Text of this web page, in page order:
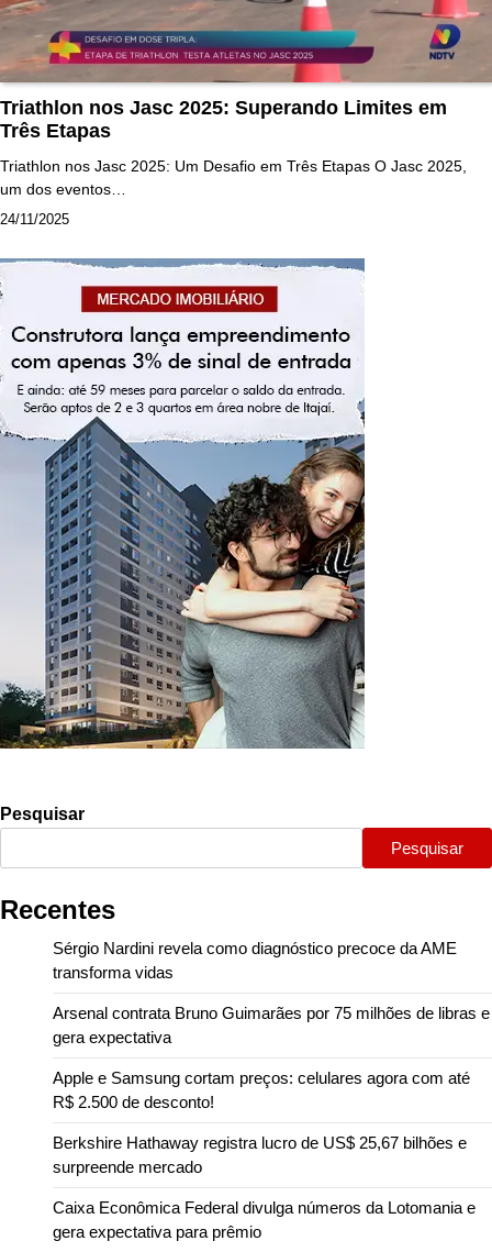
Triathlon nos Jasc 2025: Superando Limites em
Três Etapas
Triathlon nos Jasc 2025: Um Desafio em Três Etapas O Jasc 2025,
um dos eventos…
24/11/2025
Pesquisar
Pesquisar
Recentes
Sérgio Nardini revela como diagnóstico precoce da AME
transforma vidas
Arsenal contrata Bruno Guimarães por 75 milhões de libras e
gera expectativa
Apple e Samsung cortam preços: celulares agora com até
R$ 2.500 de desconto!
Berkshire Hathaway registra lucro de US$ 25,67 bilhões e
surpreende mercado
Caixa Econômica Federal divulga números da Lotomania e
gera expectativa para prêmio